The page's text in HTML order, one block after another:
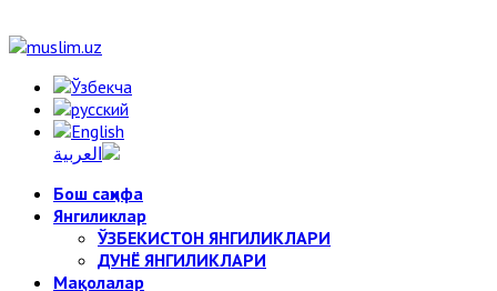
Бош саҳифа
Янгиликлар
ЎЗБЕКИСТОН ЯНГИЛИКЛАРИ
ДУНЁ ЯНГИЛИКЛАРИ
Мақолалар